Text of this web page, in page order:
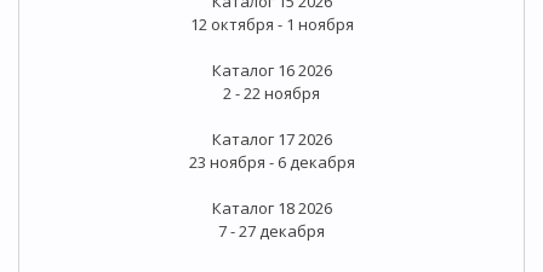
12 октября - 1 ноября
Каталог 16 2026
2 - 22 ноября
Каталог 17 2026
23 ноября - 6 декабря
Каталог 18 2026
7 - 27 декабря